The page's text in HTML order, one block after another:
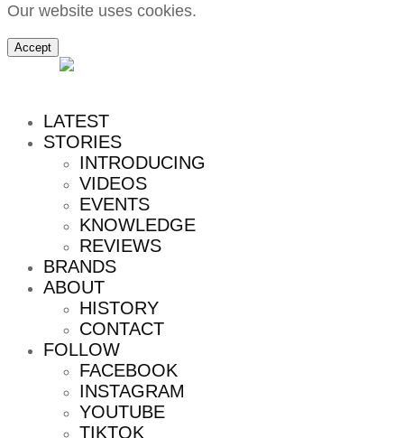
Our website uses cookies.
Accept
LATEST
STORIES
INTRODUCING
VIDEOS
EVENTS
KNOWLEDGE
REVIEWS
BRANDS
ABOUT
HISTORY
CONTACT
FOLLOW
FACEBOOK
INSTAGRAM
YOUTUBE
TIKTOK